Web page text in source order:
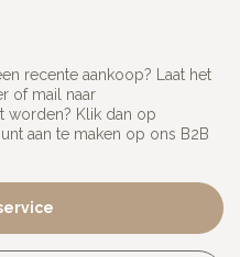
recente aankoop? Laat het
of mail naar
worden? Klik dan op
aan te maken op ons B2B